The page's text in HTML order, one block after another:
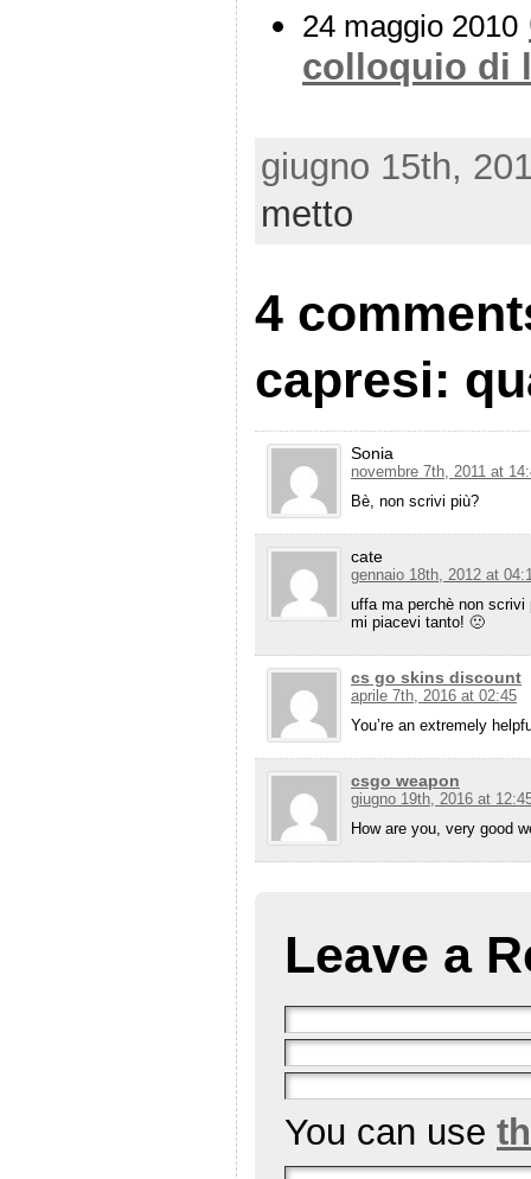
24 maggio 2010
colloquio di
giugno 15th,
metto
4
capresi:
Sonia
novembre 7th, 2011 at
Bè, non scrivi più?
cate
gennaio 18th, 2012 at
uffa ma perchè non scrivi
mi piacevi tanto! 🙁
cs go skins discount
aprile 7th, 2016 at 02:45
You’re an extremely
csgo weapon
giugno 19th, 2016 at
How are you, very good
Leave a
You can use